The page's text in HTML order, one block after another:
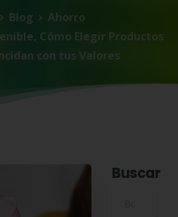
Blog
Ahorro
Cómo Elegir Productos
con tus Valores
Buscar